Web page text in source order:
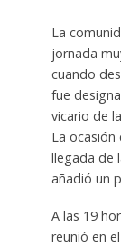
La
jornada
cuando
fue
vicario de
La ocasión
llegada de
añadió un
A las 19
reunió en